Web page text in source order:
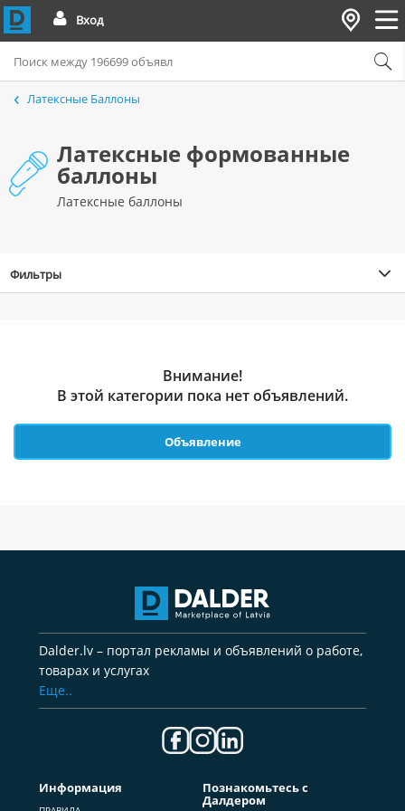
Вход
Латексные Баллоны
Латексные формованные
баллоны
Латексные баллоны
Фильтры
Внимание!
В этой категории пока нет объявлений.
Объявление
Dalder.lv – портал рекламы и объявлений о работе,
товарах и услугах
Еще..
Информация Познакомьтесь с
Далдером